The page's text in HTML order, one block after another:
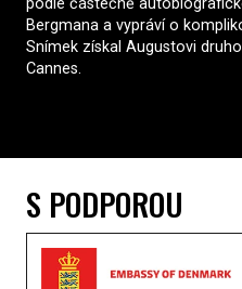
podle částečně
Bergmana a vypráví o
Snímek získal Augustovi
Cannes.
S PODPOROU